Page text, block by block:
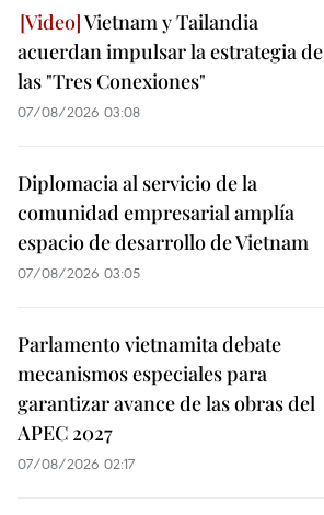
Vietnam y Tailandia
acuerdan impulsar la estrategia de
las "Tres Conexiones"
07/08/2026 03:08
Diplomacia al servicio de la
comunidad empresarial amplía
espacio de desarrollo de Vietnam
07/08/2026 03:05
Parlamento vietnamita debate
mecanismos especiales para
garantizar avance de las obras del
APEC 2027
07/08/2026 02:17